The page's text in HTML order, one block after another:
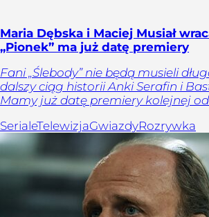
Maria Dębska i Maciej Musiał
„Pionek” ma już datę premiery
Fani „Ślebody” nie będą musieli
dalszy ciąg historii Anki Serafin i
Mamy już datę premiery kolejnej
SerialeTelewizjaGwiazdyRozrywka